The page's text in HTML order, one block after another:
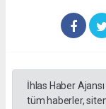
İhlas Haber
tüm haberler,